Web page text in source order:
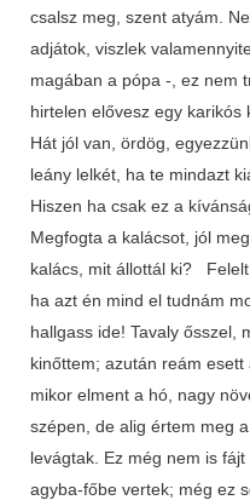
csalsz meg, szent atyám.
adjátok, viszlek
magában a pópa -, ez nem
hirtelen elővesz egy
Hát jól van, ördög,
leány lelkét, ha te mindazt
Hiszen ha csak ez a
Megfogta a kalácsot, jól
kalács, mit állottál ki?
ha azt én mind el tudnám
hallgass ide! Tavaly ősszel,
kinőttem; azután reám esett
mikor elment a hó, nagy
szépen, de alig értem meg
levágtak. Ez még nem is
agyba-főbe vertek; még ez